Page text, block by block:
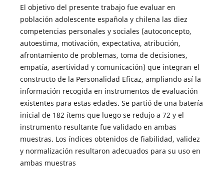
El objetivo del presente trabajo fue evaluar en
población adolescente española y chilena las diez
competencias personales y sociales (autoconcepto,
autoestima, motivación, expectativa, atribución,
afrontamiento de problemas, toma de decisiones,
empatía, asertividad y comunicación) que integran el
constructo de la Personalidad Eficaz, ampliando así la
información recogida en instrumentos de evaluación
existentes para estas edades. Se partió de una batería
inicial de 182 ítems que luego se redujo a 72 y el
instrumento resultante fue validado en ambas
muestras. Los índices obtenidos de fiabilidad, validez
y normalización resultaron adecuados para su uso en
ambas muestras